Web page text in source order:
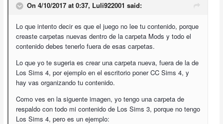
On 4/10/2017 at 0:37, Luli922001 said:
Lo que intento decir es que el juego no lee tu contenido, porque
creaste carpetas nuevas dentro de la carpeta Mods y todo el
contenido debes tenerlo fuera de esas carpetas.
Lo que yo te sugeria es crear una carpeta nueva, fuera de la de
Los Sims 4, por ejemplo en el escritorio poner CC Sims 4, y
hay vas organizando tu contenido.
Como ves en la siguente imagen, yo tengo una carpeta de
respaldo con todo mi contenido de Los Sims 3, porque no tengo
Los Sims 4, pero es un ejemplo: